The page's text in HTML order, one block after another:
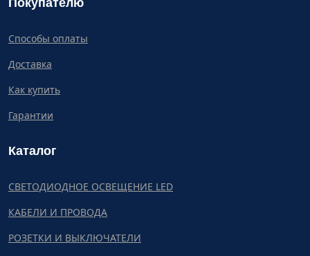
Покупателю
Способы оплаты
Доставка
Как купить
Гарантии
Каталог
СВЕТОДИОДНОЕ ОСВЕЩЕНИЕ LED
КАБЕЛИ И ПРОВОДА
РОЗЕТКИ И ВЫКЛЮЧАТЕЛИ